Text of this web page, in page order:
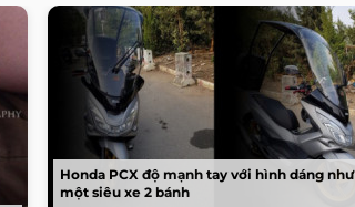
Honda PCX độ mạnh tay với hình dáng như
một siêu xe 2 bánh